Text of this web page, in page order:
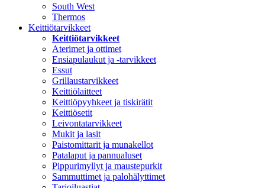
South West
Thermos
Keittiötarvikkeet
Keittiötarvikkeet
Aterimet ja ottimet
Ensiapulaukut ja -tarvikkeet
Essut
Grillaustarvikkeet
Keittiölaitteet
Keittiöpyyhkeet ja tiskirätit
Keittiösetit
Leivontatarvikkeet
Mukit ja lasit
Paistomittarit ja munakellot
Patalaput ja pannualuset
Pippurimyllyt ja maustepurkit
Sammuttimet ja palohälyttimet